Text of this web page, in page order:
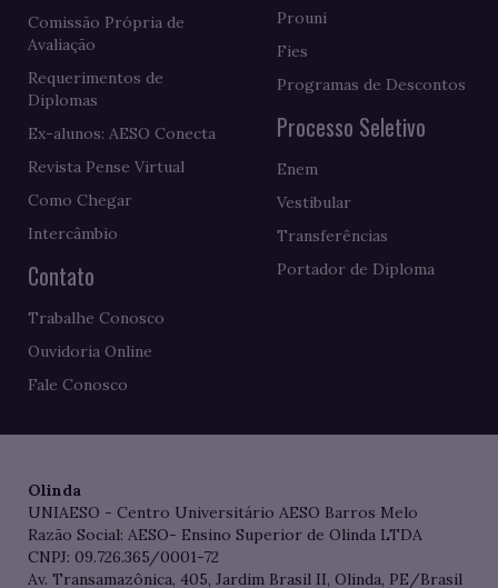
Comissão Própria de
Avaliação
Requerimentos de
Diplomas
Ex-alunos: AESO Conecta
Revista Pense Virtual
Como Chegar
Intercâmbio
Contato
Trabalhe Conosco
Ouvidoria Online
Fale Conosco
Prouni
Fies
Programas de Descontos
Processo Seletivo
Enem
Vestibular
Transferências
Portador de Diploma
Olinda
UNIAESO - Centro Universitário AESO Barros Melo
Razão Social: AESO- Ensino Superior de Olinda LTDA
CNPJ: 09.726.365/0001-72
Av. Transamazônica, 405, Jardim Brasil II, Olinda, PE/Brasil